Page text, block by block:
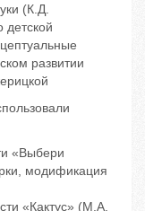
(К.Д.
развитии
«Выбери
модификация
«Кактус» (М.А.